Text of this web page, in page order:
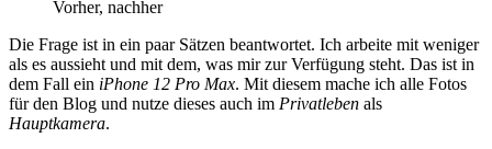
Vorher, nachher
Die Frage ist in ein paar Sätzen beantwortet. Ich arbeite mit weniger
als es aussieht und mit dem, was mir zur Verfügung steht. Das ist in
dem Fall ein iPhone 12 Pro Max. Mit diesem mache ich alle Fotos
für den Blog und nutze dieses auch im Privatleben als
Hauptkamera.